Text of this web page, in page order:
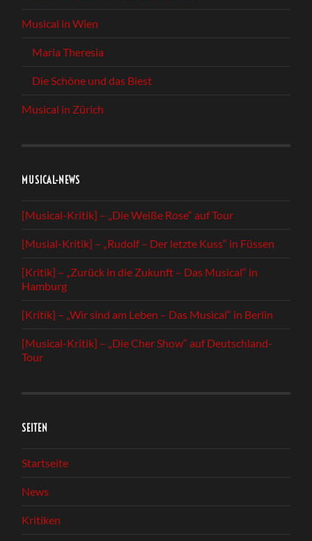
Musical in Wien
Maria Theresia
Die Schöne und das Biest
Musical in Zürich
MUSICAL-NEWS
[Musical-Kritik] – „Die Weiße Rose“ auf Tour
[Musial-Kritik] – „Rudolf – Der letzte Kuss“ in Füssen
[Kritik] – „Zurück in die Zukunft – Das Musical“ in
Hamburg
[Kritik] – „Wir sind am Leben – Das Musical“ in Berlin
[Musical-Kritik] – „Die Cher Show“ auf Deutschland-
Tour
SEITEN
Startseite
News
Kritiken